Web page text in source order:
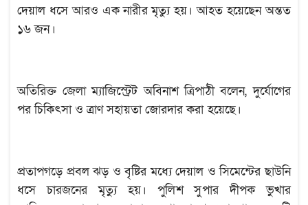
দেয়াল ধসে আরও এক নারীর মৃত্যু হয়। আহত হয়েছেন অন্তত
১৬ জন।
অতিরিক্ত জেলা ম্যাজিস্ট্রেট অবিনাশ ত্রিপাঠী বলেন, দুর্যোগের
পর চিকিৎসা ও ত্রাণ সহায়তা জোরদার করা হয়েছে।
প্রতাপগড়ে প্রবল ঝড় ও বৃষ্টির মধ্যে দেয়াল ও সিমেন্টের ছাউনি
ধসে চারজনের মৃত্যু হয়। পুলিশ সুপার দীপক ভুখার